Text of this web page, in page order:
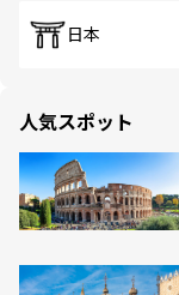
日本
人気スポット